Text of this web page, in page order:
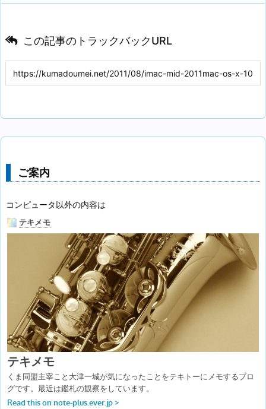
この記事のトラックバックURL
ご案内
コンピュータ以外の内容は